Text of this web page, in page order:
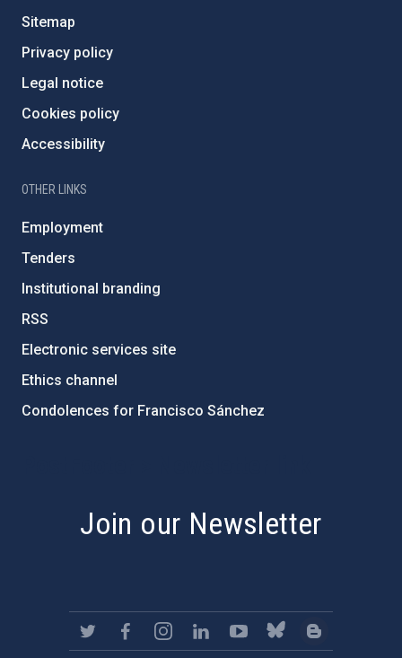
Sitemap
Privacy policy
Legal notice
Cookies policy
Accessibility
OTHER LINKS
Employment
Tenders
Institutional branding
RSS
Electronic services site
Ethics channel
Condolences for Francisco Sánchez
Join our Newsletter